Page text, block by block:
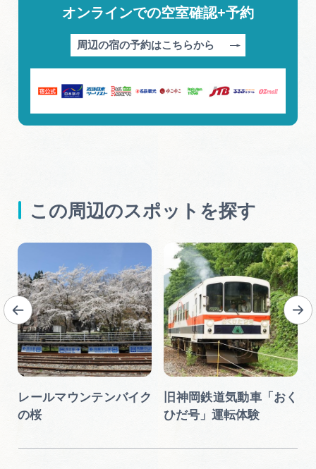
オンラインでの空室確認+予約
周辺の宿の予約はこちらから
この周辺のスポットを探す
レールマウンテンバイク
の桜
旧神岡鉄道気動車「おく
ひだ号」運転体験